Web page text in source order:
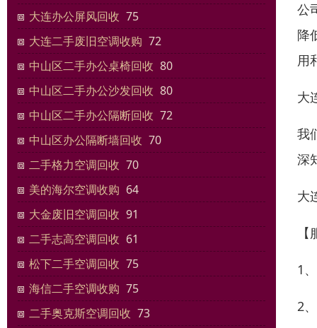
大连办公屏风回收 75
大连二手废旧空调收购 72
中山区二手办公桌椅回收 80
中山区二手办公沙发回收 80
中山区二手办公隔断回收 72
中山区办公隔断墙回收 70
二手格力空调回收 70
美的海尔空调收购 64
大金废旧空调回收 91
二手志高空调回收 61
松下二手空调回收 75
海信二手空调收购 75
二手奥克斯空调回收 73
公
降
用
大
我
深
大
1
2